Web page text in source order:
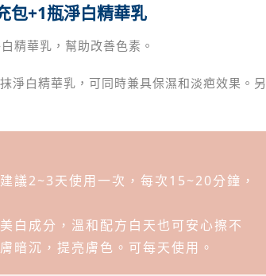
包+1瓶淨白精華乳
精華乳，幫助改善色素。
淨白精華乳，可同時兼具保濕和淡疤效果。另
議2~3天使用一次，每次15~20分鐘，
白成分，溫和配方白天也可安心擦不
暗沉，提亮膚色。可每天使用。